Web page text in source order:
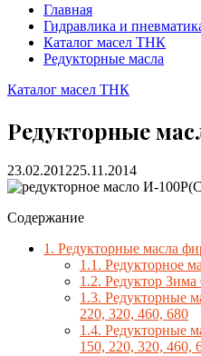
Главная
Гидравлика и
Каталог масел ТНК
Редукторные масла
Каталог масел ТНК
Редукторные
23.02.201225.11.2014
Содержание
1. Редукторные масла
1.1. Редукторное
1.2. Редуктор Зима
1.3. Редукторные
220, 320, 460, 680
1.4. Редукторные
150, 220, 320, 460,